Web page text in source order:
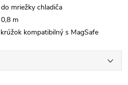
mriežky chladiča
m
kompatibilný s MagSafe